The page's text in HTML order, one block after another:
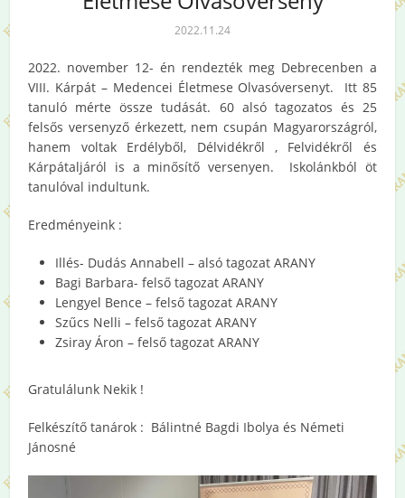
2022.11.24
2022. november 12- én rendezték meg Debrecenben a
VIII. Kárpát – Medencei Életmese Olvasóversenyt. Itt 85
tanuló mérte össze tudását. 60 alsó tagozatos és 25
felsős versenyző érkezett, nem csupán Magyarországról,
hanem voltak Erdélyből, Délvidékről , Felvidékről és
Kárpátaljáról is a minősítő versenyen. Iskolánkból öt
tanulóval indultunk.
Eredményeink :
Illés- Dudás Annabell – alsó tagozat ARANY
Bagi Barbara- felső tagozat ARANY
Lengyel Bence – felső tagozat ARANY
Szűcs Nelli – felső tagozat ARANY
Zsiray Áron – felső tagozat ARANY
Gratulálunk Nekik !
Felkészítő tanárok : Bálintné Bagdi Ibolya és Németi
Jánosné